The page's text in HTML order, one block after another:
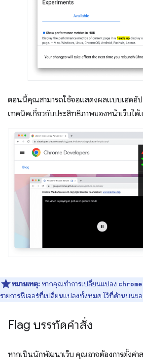
ตอนนี้คุณสามารถใช้จอแสดงผลแบบเฮดอั
เทคนิคเกี่ยวกับประสิทธิภาพของหน้าเว็บได้
หมายเหตุ: หากคุณทำการเปลี่ยนแปลง
รายการฟีเจอร์ที่เปลี่ยนแปลงทั้งหมด ไว้ที่ด้านบนข
Flag บรรทัดคำสั่ง
หากเป็นนักพัฒนาเว็บ คุณอาจต้องการตั้งค่า